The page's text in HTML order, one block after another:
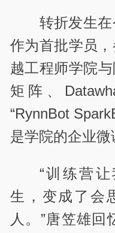
转折发生
作为首批学员
越工程师学院
矩阵、
“RynnBot
是学院的企业微
“训练营
生，变成了会
人。”唐笠雄回